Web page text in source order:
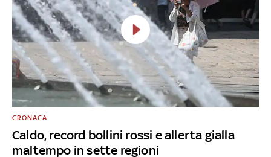
Caldo, record bollini rossi e allerta gialla
maltempo in sette regioni
CRONACA